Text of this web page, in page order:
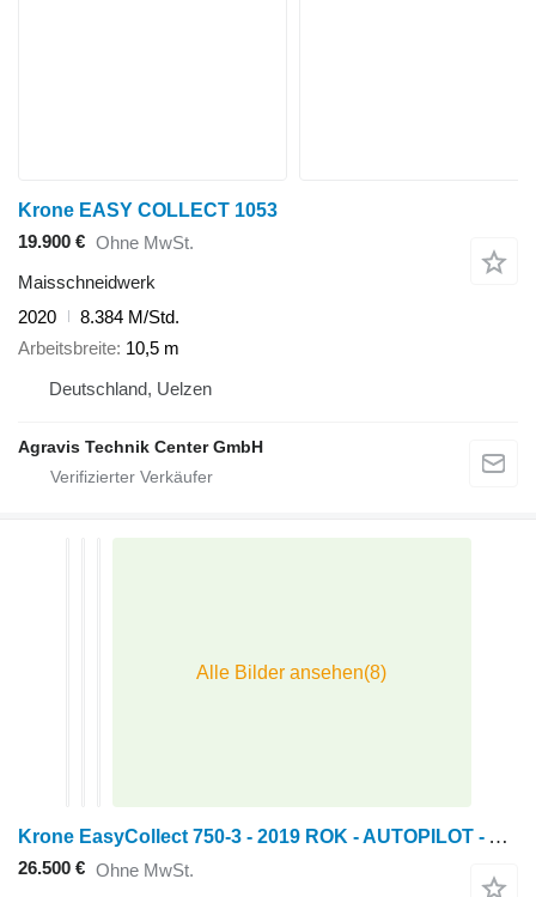
Krone EASY COLLECT 1053
19.900 € Ohne MwSt.
Maisschneidwerk
2020
8.384 M/Std.
Arbeitsbreite 10,5 m
Deutschland, Uelzen
Agravis Technik Center GmbH
Krone EasyCollect 750-3 - 2019 ROK - AUTOPILOT - AUTO CONTOUR
26.500 € Ohne MwSt.